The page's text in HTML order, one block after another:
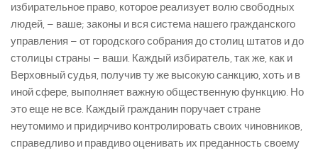
избирательное право, которое реализует волю свободных
людей, – ваше; законы и вся система нашего гражданского
управления – от городского собрания до столиц штатов и до
столицы страны – ваши. Каждый избиратель, так же, как и
Верховный судья, получив ту же высокую санкцию, хоть и в
иной сфере, выполняет важную общественную функцию. Но
это еще не все. Каждый гражданин поручает стране
неутомимо и придирчиво контролировать своих чиновников,
справедливо и правдиво оценивать их преданность своему